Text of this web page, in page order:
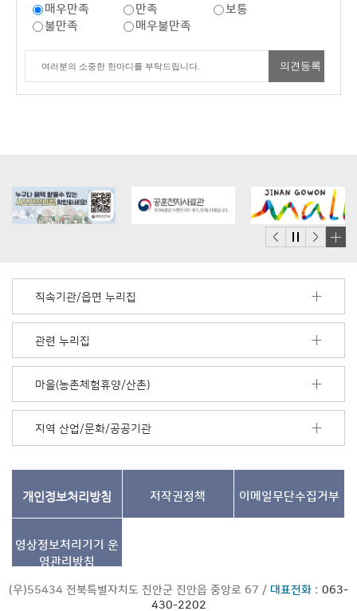
매우만족
만족
보통
불만족
매우불만족
더
기
직속기관/읍면 누리집
관련 누리집
마을(농촌체험휴양/산촌)
지역 산업/문화/공공기관
개인정보처리방침 저작권정책 이메일무단수집거부
영상정보처리기기운
영관리방침
(우)55434 전북특별자치도 진안군 진안읍 중앙로 67 / 대표전화 : 063-
430-2202